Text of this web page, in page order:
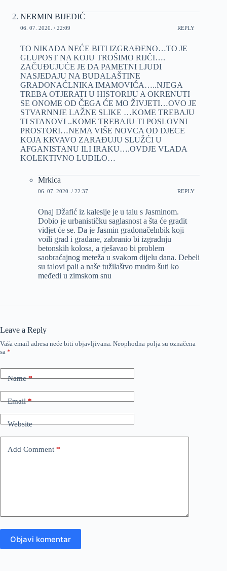
NERMIN BIJEDIĆ
06. 07. 2020. / 22:09 REPLY
TO NIKADA NEĆE BITI IZGRAĐENO…TO JE
GLUPOST NA KOJU TROŠIMO RIJČI….
ZAČUĐUJUĆE JE DA PAMETNI LJUDI
NASJEDAJU NA BUDALAŠTINE
GRADONAĆLNIKA IMAMOVIĆA…..NJEGA
TREBA OTJERATI U HISTORIJU A OKRENUTI
SE ONOME OD ČEGA ĆE MO ŽIVJETI…OVO JE
STVARNNJE LAŽNE SLIKE …KOME TREBAJU
TI STANOVI ..KOME TREBAJU TI POSLOVNI
PROSTORI…NEMA VIŠE NOVCA OD DJECE
KOJA KRVAVO ZARAĐUJU SLUŽĆI U
AFGANISTANU ILI IRAKU….OVDJE VLADA
KOLEKTIVNO LUDILO…
Mrkica
06. 07. 2020. / 22:37 REPLY
Onaj Džafić iz kalesije je u talu s Jasminom.
Dobio je urbanističku saglasnost a šta će gradit
vidjet će se. Da je Jasmin gradonačelnbik koji
voili grad i građane, zabranio bi izgradnju
betonskih kolosa, a rješavao bi problem
saobraćajnog meteža u svakom dijelu dana. Debeli
su talovi pali a naše tužilaštvo mudro šuti ko
međedi u zimskom snu
Leave a Reply
Vaša email adresa neće biti objavljivana. Neophodna polja su označena
sa *
Name*
Email*
Website
Add Comment *
Objavi komentar